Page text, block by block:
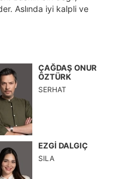
Aslında iyi kalpli ve
ÇAĞDAŞ ONUR
ÖZTÜRK
SERHAT
EZGİ DALGIÇ
SILA